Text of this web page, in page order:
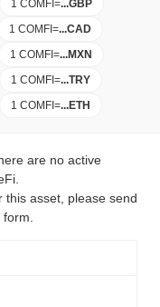
1 COMFI =...GBP
1 COMFI =...CAD
1 COMFI =...MXN
1 COMFI =...TRY
1 COMFI =...ETH
are no active
this asset, please send
form.